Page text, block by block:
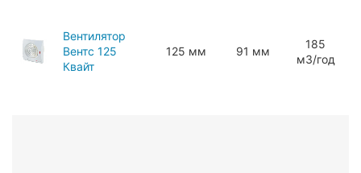
Вентилятор
Вентс 125
Квайт
125 мм 91 мм
185
мЗ/год